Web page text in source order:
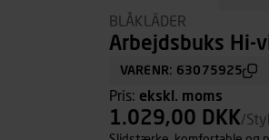
BLÅKLÄDER
Arbejdsbuks Hi-
VARENR: 63075925
Pris: ekskl. moms
1.029,00 DKK/